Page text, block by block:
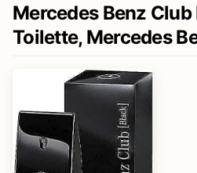
Mercedes Benz Club
Toilette, Mercedes